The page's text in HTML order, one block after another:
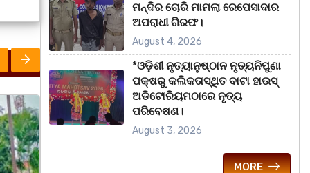
ରାଜ୍ୟ ରାଜ୍ୟ
ମନ୍ଦିର ଚୋରି ମାମଲା ରେପେସାଦାର
ଅପରାଧୀ ଗିରଫ।
August 4, 2026
*ଓଡ଼ିଶୀ ନୃତ୍ୟାନୁଷ୍ଠାନ ନୃତ୍ୟନିପୁଣା
ପକ୍ଷରୁ କଲିକତାସ୍ଥିତ ବାଟା ହାଉସ୍
ଅଡିଟୋରିୟମଠାରେ ନୃତ୍ୟ
ପରିବେଷଣ।
August 3, 2026
MORE